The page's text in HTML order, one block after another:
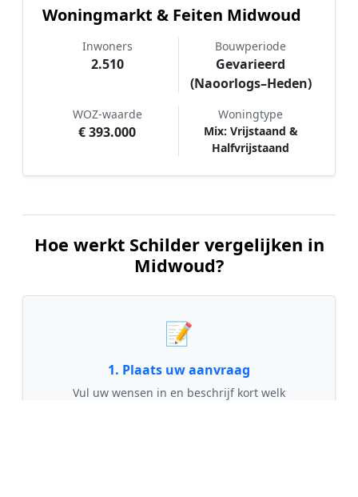
Woningmarkt & Feiten Midwoud
Inwoners
2.510
Bouwperiode
Gevarieerd
(Naoorlogs–Heden)
WOZ-waarde
€ 393.000
Woningtype
Mix: Vrijstaand &
Halfvrijstaand
Hoe werkt Schilder vergelijken in
Midwoud?
📝
1. Plaats uw aanvraag
Vul uw wensen in en beschrijf kort welk